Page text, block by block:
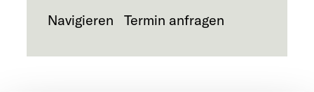
Navigieren Termin anfragen